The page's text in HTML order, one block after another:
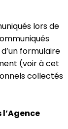
lors de
formulaire
(voir à cet
collectés